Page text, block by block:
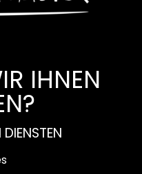
IHNEN